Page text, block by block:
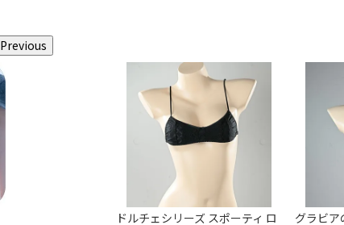
Previous
グラビアのマイクロ三角ブラ すべす
グラビアの眼帯ブラ
ドルチェシリーズ スポーティ ロ
グラビア